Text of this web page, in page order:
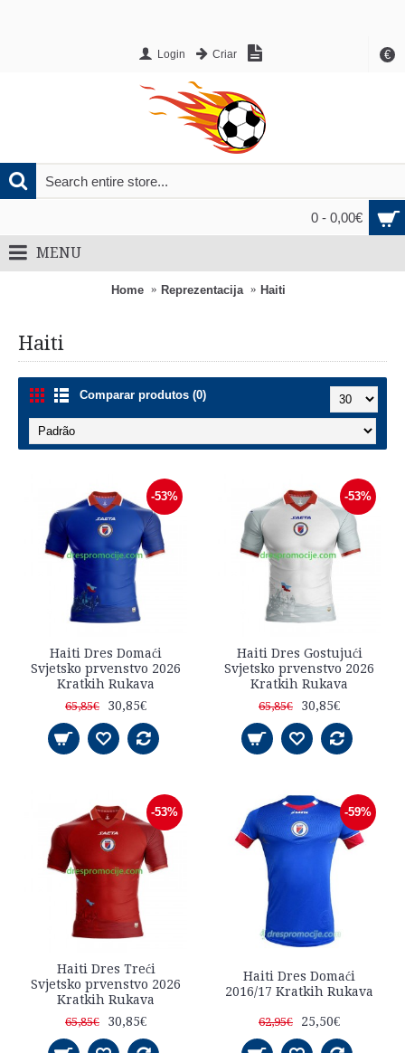
€
Login Criar
0 - 0,00€
MENU
Home Reprezentacija Haiti
Haiti
Comparar produtos (0)
-53%
Haiti Dres Domaći
Svjetsko prvenstvo 2026
Kratkih Rukava
65,85€ 30,85€
-53%
Haiti Dres Gostujući
Svjetsko prvenstvo 2026
Kratkih Rukava
65,85€ 30,85€
-53%
Haiti Dres Treći
Svjetsko prvenstvo 2026
Kratkih Rukava
65,85€ 30,85€
-59%
Haiti Dres Domaći
2016/17 Kratkih Rukava
62,95€ 25,50€